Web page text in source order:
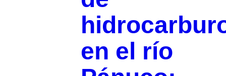
en el río